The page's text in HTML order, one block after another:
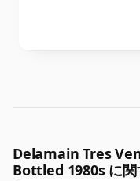
Delamain Tres
Bottled 1980s に関